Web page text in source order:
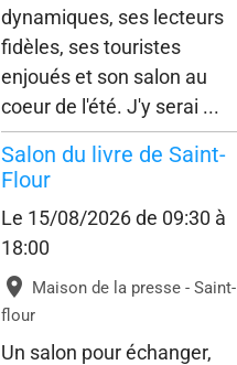
dynamiques, ses lecteurs
fidèles, ses touristes
enjoués et son salon au
coeur de l'été. J'y serai ...
Salon du livre de Saint-
Flour
Le 15/08/2026de 09:30 à
18:00
Maison de la presse - Saint-
flour
Un salon pour échanger,